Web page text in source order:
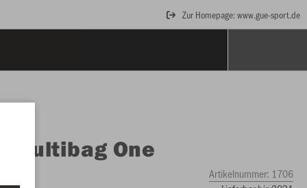
Zur Homepage: www.gue-sport.de
Multibag One
Artikelnummer: 1706